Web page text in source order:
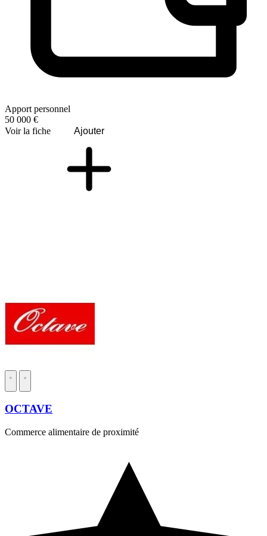
Apport personnel
50 000 €
Voir la fiche
Ajouter
OCTAVE
Commerce alimentaire de proximité